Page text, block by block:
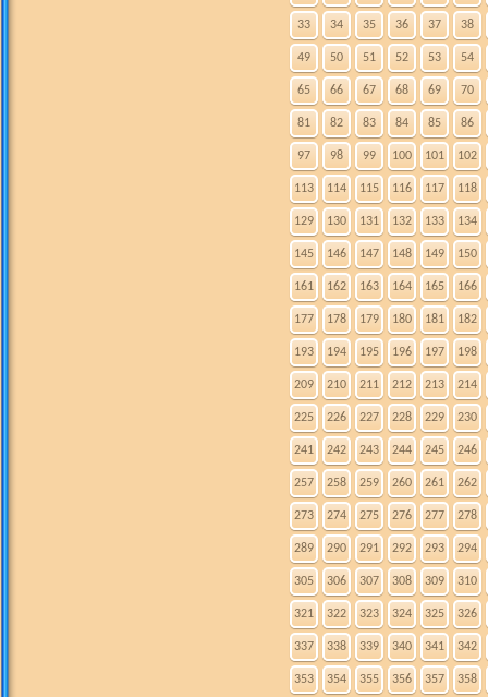
33 34 35 36 37 38
49 50 51 52 53 54
65 66 67 68 69 70
81 82 83 84 85 86
97 98 99 100 101 102
113 114 115 116 117 118
129 130 131 132 133 134
145 146 147 148 149 150
161 162 163 164 165 166
177 178 179 180 181 182
193 194 195 196 197 198
209 210 211 212 213 214
225 226 227 228 229 230
241 242 243 244 245 246
257 258 259 260 261 262
273 274 275 276 277 278
289 290 291 292 293 294
305 306 307 308 309 310
321 322 323 324 325 326
337 338 339 340 341 342
353 354 355 356 357 358